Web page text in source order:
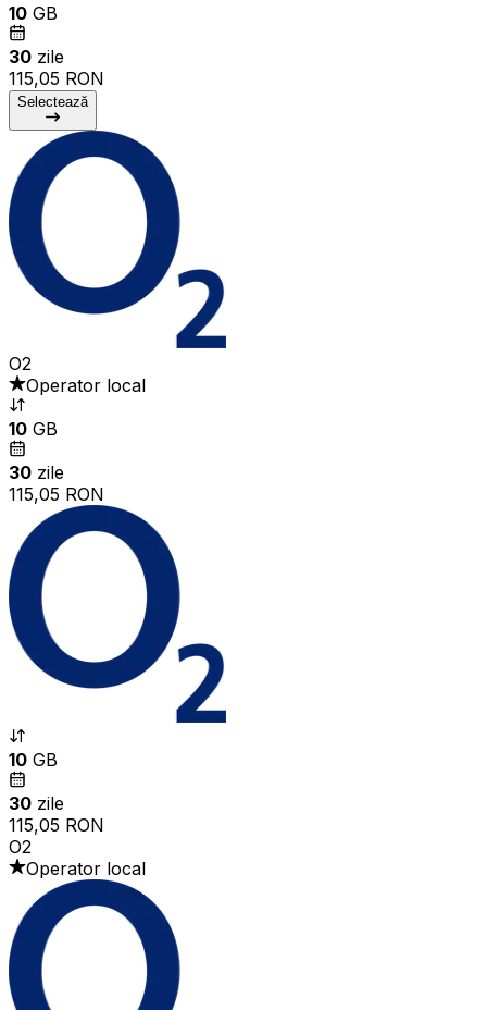
10 GB
30 zile
115,05 RON
Selectează
O2
Operator local
10 GB
30 zile
115,05 RON
10 GB
30 zile
115,05 RON
O2
Operator local